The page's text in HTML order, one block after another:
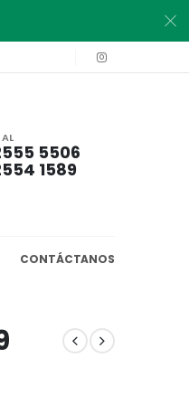
5506
1589
CONTÁCTANOS